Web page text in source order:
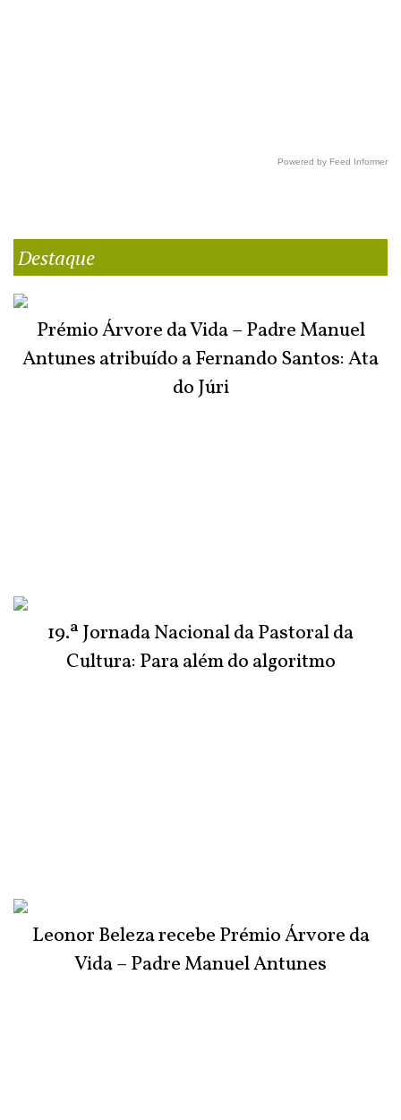
Powered by Feed Informer
Destaque
Prémio Árvore da Vida – Padre Manuel
Antunes atribuído a Fernando Santos: Ata
do Júri
19.ª Jornada Nacional da Pastoral da
Cultura: Para além do algoritmo
Leonor Beleza recebe Prémio Árvore da
Vida – Padre Manuel Antunes